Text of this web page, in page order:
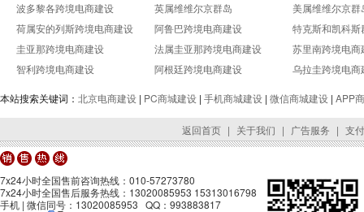
波多黎各跨境电商建设
英属维维尔京群岛
美属维维尔京群
荷属安的列斯跨境电商建设
阿鲁巴跨境电商建设
特克斯和凯科斯
圭亚那跨境电商建设
法属圭亚那跨境电商建设
苏里南跨境电商
智利跨境电商建设
阿根廷跨境电商建设 乌拉圭跨境电商
本站搜索关键词： 北京电商建设 | PC商城建设 | 手机商城建设 | 微信商城建设 | APP
返回首页 | 关于我们 | 广告服务 | 支
7x24小时全国售前咨询热线：010-57273780
7x24小时全国售后服务热线：13020085953 15313016798
手机 | 微信同号：13020085953 QQ：993883817